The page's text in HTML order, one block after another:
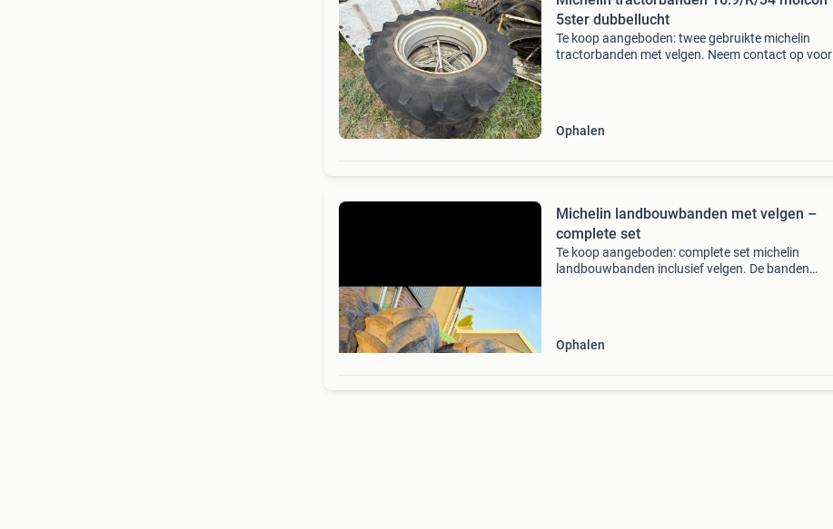
5ster dubbellucht
Te koop aangeboden: twee gebruikte michelin
tractorbanden met velgen. Neem contact op voor
Ophalen
Michelin landbouwbanden met velgen –
complete set
Te koop aangeboden: complete set michelin
landbouwbanden inclusief velgen. De banden
Ophalen